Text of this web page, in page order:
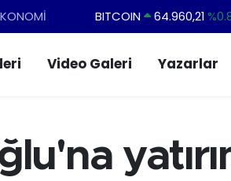
BITCOIN 64.960,21
EURO
55,2510
BİST100
13.779
Video Galeri Yazarlar